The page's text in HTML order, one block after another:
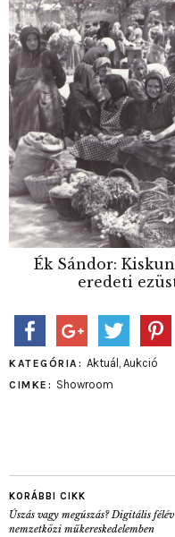
Ék Sándor:
eredeti
KATEGÓRIA: Aktuál , Aukció
CIMKE: Showroom
KORÁBBI CIKK
Úszás vagy megúszás? Digitális
nemzetközi műkereskedelemben